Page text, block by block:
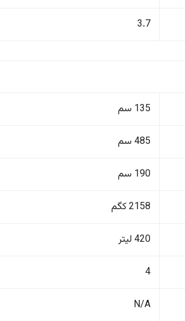
3.7
135 سم
485 سم
190 سم
2158 کگم
420 لیتر
4
N/A